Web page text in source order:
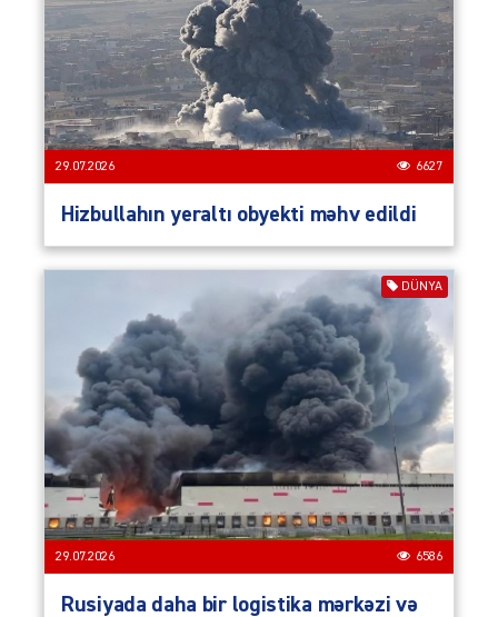
29.07.2026 6627
Hizbullahın yeraltı obyekti məhv edildi
DÜNYA
29.07.2026 6586
Rusiyada daha bir logistika mərkəzi və